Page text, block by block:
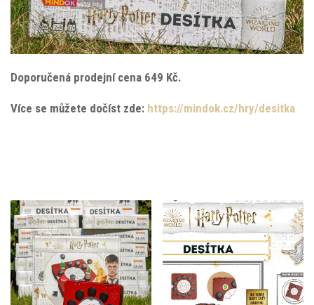
Doporučená prodejní cena 649 Kč.
Více se můžete dočíst zde: https://mindok.cz/hry/desitka